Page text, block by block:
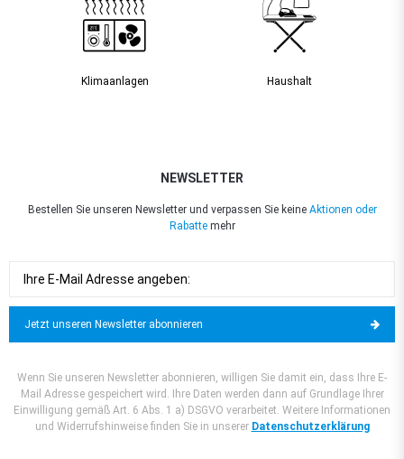
Klimaanlagen Haushalt
NEWSLETTER
Bestellen Sie unseren Newsletter und verpassen Sie keine Aktionen oder
Rabattemehr
Jetzt unseren Newsletter abonnieren
Wenn Sie unseren Newsletter abonnieren, willigen Sie damit ein, dass Ihre E-
Mail Adresse gespeichert wird. Ihre Daten werden dann auf Grundlage Ihrer
Einwilligung gemäß Art. 6 Abs. 1 a) DSGVO verarbeitet. Weitere Informationen
und Widerrufshinweise finden Sie in unserer Datenschutzerklärung